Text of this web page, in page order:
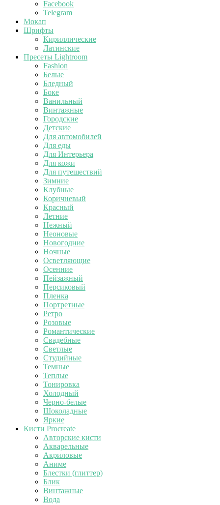
Facebook
Telegram
Мокап
Шрифты
Кириллические
Латинские
Пресеты Lightroom
Fashion
Белые
Бледный
Боке
Ванильный
Винтажные
Городские
Детские
Для автомобилей
Для еды
Для Интерьера
Для кожи
Для путешествий
Зимние
Клубные
Коричневый
Красный
Летние
Нежный
Неоновые
Новогодние
Ночные
Осветляющие
Осенние
Пейзажный
Персиковый
Пленка
Портретные
Ретро
Розовые
Романтические
Свадебные
Светлые
Студийные
Темные
Теплые
Тонировка
Холодный
Черно-белые
Шоколадные
Яркие
Кисти Procreate
Авторские кисти
Акварельные
Акриловые
Аниме
Блестки (глиттер)
Блик
Винтажные
Вода